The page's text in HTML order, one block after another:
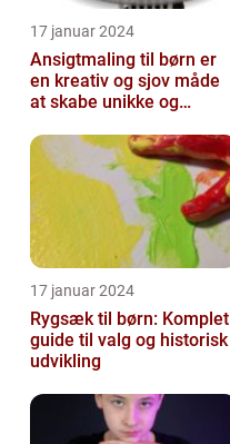
17 januar 2024
Ansigtmaling til børn er
en kreativ og sjov måde
at skabe unikke og
17 januar 2024
Rygsæk til børn: Komplet
guide til valg og historisk
udvikling